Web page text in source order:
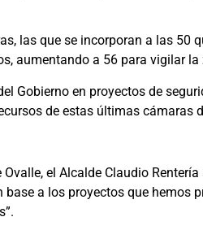
las que se incorporan a las
aumentando a 56 para vigilar
Gobierno en proyectos de
de estas últimas cámaras
el Alcalde Claudio
a los proyectos que